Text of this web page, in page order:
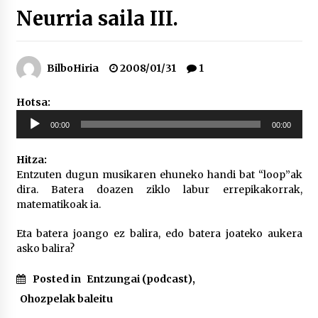
2026/07/23
berezia
2026/07/16
Kontserbatorioan protagonista
2026/07/16
Auzoportala : 1×04 Auzofoniak
Neurria saila III.
BilboHiria 2008/01/31 1
Hotsa:
Soinu
erreproduzigailua
00:00 00:00
Hitza:
Entzuten dugun musikaren ehuneko handi bat “loop”ak
dira. Batera doazen ziklo labur errepikakorrak,
matematikoak ia.
Eta batera joango ez balira, edo batera joateko aukera
asko balira?
Posted in Entzungai (podcast),
Ohozpelak baleitu